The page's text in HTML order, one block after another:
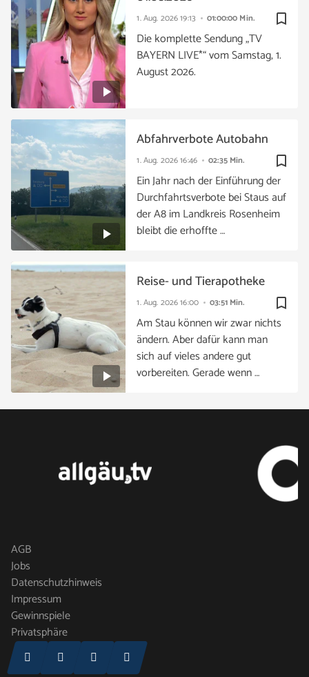
bookmark_border
1. Aug. 202619:13 01:00:00 Min.
Die komplette Sendung „TV
BAYERN LIVE*“ vom Samstag, 1.
August 2026.
bookmark_border
1. Aug. 202616:46 02:35 Min.
Abfahrverbote Autobahn
Ein Jahr nach der Einführung der
Durchfahrtsverbote bei Staus auf
der A8 im Landkreis Rosenheim
bleibt die erhoffte …
bookmark_border
1. Aug. 202616:00 03:51 Min.
Reise- und Tierapotheke
Am Stau können wir zwar nichts
ändern. Aber dafür kann man
sich auf vieles andere gut
vorbereiten. Gerade wenn …
AGB
Jobs
Datenschutzhinweis
Impressum
Gewinnspiele
Privatsphäre